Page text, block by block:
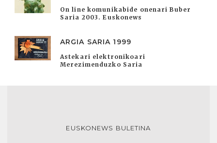
On line komunikabide onenari Buber
Saria 2003. Euskonews
ARGIA SARIA 1999
Astekari elektronikoari
Merezimenduzko Saria
EUSKONEWS BULETINA